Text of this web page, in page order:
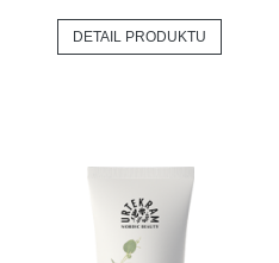
DETAIL PRODUKTU